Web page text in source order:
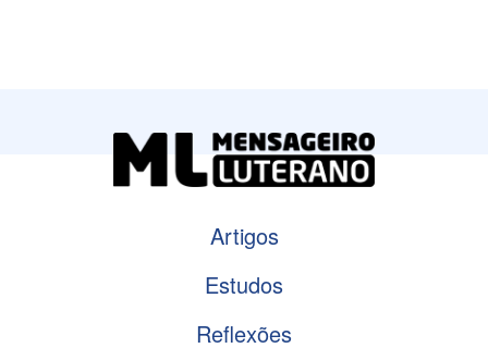
Artigos
Estudos
Reflexões